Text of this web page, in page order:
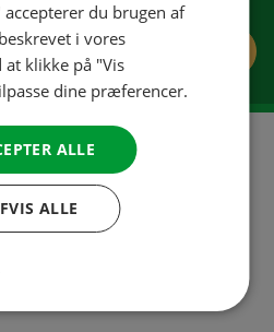
Tilmeld
SPANISH
accepterer du brugen af
i vores
at klikke på "Vis
dine præferencer.
ALLE
ALLE